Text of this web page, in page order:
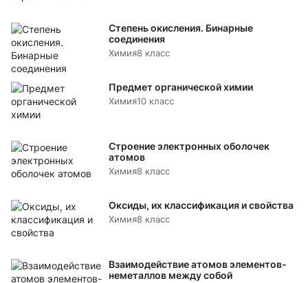
Степень окисления. Бинарные
соединения
Химия8 класс
Предмет органической химии
Химия10 класс
Строение электронных оболочек
атомов
Химия8 класс
Оксиды, их классификация и свойства
Химия8 класс
Взаимодействие атомов элементов-
неметаллов между собой